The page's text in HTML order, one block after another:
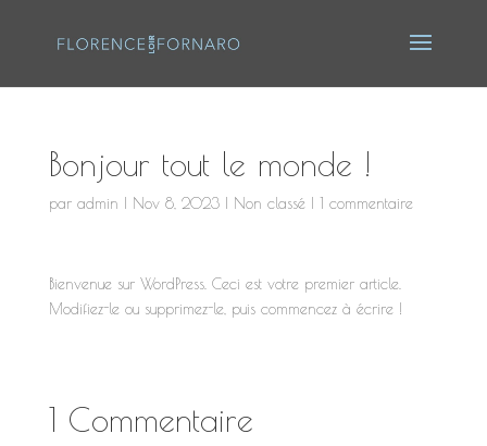
Bonjour tout le monde !
par admin Nov 8, 2023| Non classé| 1 commentaire
Bienvenue sur WordPress. Ceci est votre premier article.
Modifiez-le ou supprimez-le, puis commencez à écrire !
1 Commentaire